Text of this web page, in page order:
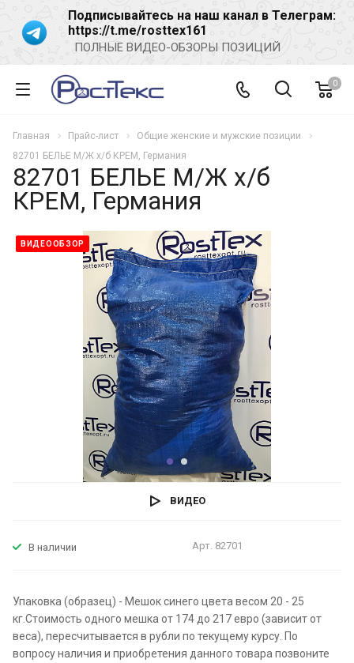
Подписывайтесь на наш канал в Телеграм:
https://t.me/rosttex161
ПОЛНЫЕ ВИДЕО-ОБЗОРЫ ПОЗИЦИЙ
0
Главная Прайс-лист
Общие женские и мужские позиции
82701 БЕЛЬЕ М/Ж х/б КРЕМ, Германия
82701 БЕЛЬЕ М/Ж х/б
КРЕМ, Германия
ВИДЕООБЗОР
ВИДЕО
В наличии Арт. 82701
Упаковка (образец) - Мешок синего цвета весом 20 - 25
кг.Стоимость одного мешка от 174 до 217 евро (зависит от
веса), пересчитывается в рубли по текущему курсу. По
вопросу наличия и приобретения данного товара позвоните